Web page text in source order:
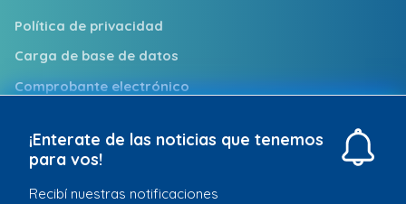
Política de privacidad
Carga de base de datos
Comprobante electrónico
Puntos de Atención
¡Enterate de las noticias que tenemos
para vos!
Recibí nuestras notificaciones